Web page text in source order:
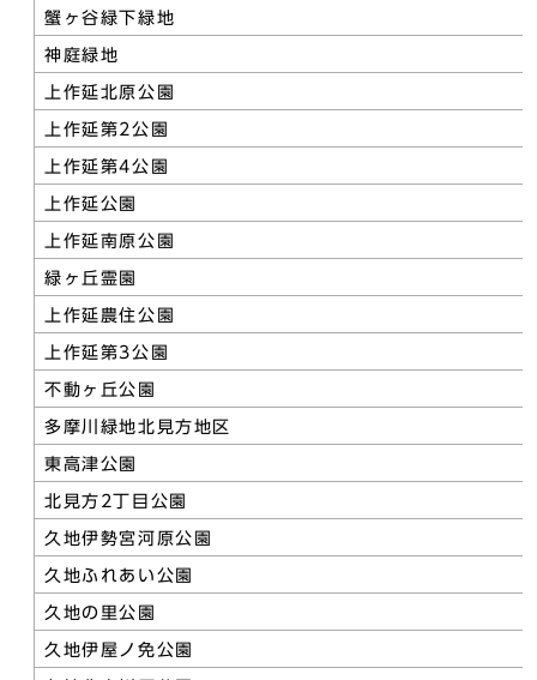
蟹ヶ谷緑下緑地
神庭緑地
上作延北原公園
上作延第2公園
上作延第4公園
上作延公園
上作延南原公園
緑ヶ丘霊園
上作延農住公園
上作延第3公園
不動ヶ丘公園
多摩川緑地北見方地区
東高津公園
北見方2丁目公園
久地伊勢宮河原公園
久地ふれあい公園
久地の里公園
久地伊屋ノ免公園